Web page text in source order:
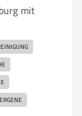
mit